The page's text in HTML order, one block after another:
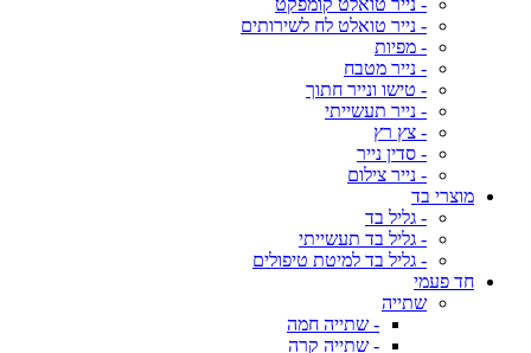
- נייר טואלט קומפקט
- נייר טואלט לח לשירותים
- מפיות
- נייר מטבח
- טישו ונייר חתוך
- נייר תעשייתי
- צץ רץ
- סדין נייר
- נייר צילום
מוצרי בד
- גליל בד
- גליל בד תעשייתי
- גליל בד למיטת טיפולים
חד פעמי
שתייה
- שתייה חמה
- שתייה קרה